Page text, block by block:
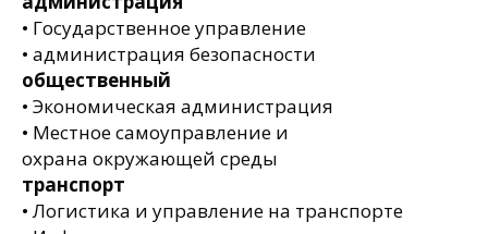
• Государственное управление
• администрация безопасности
общественный
• Экономическая администрация
• Местное самоуправление и
охрана окружающей среды
транспорт
• Логистика и управление на транспорте